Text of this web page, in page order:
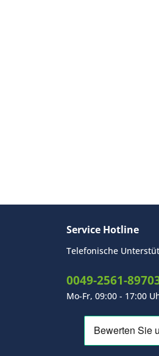
Service Hotline
Telefonische
0049-2561-
Mo-Fr, 09:00 - 17:00